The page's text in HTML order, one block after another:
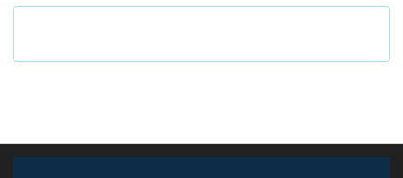
Что будет с наличными деньгами при цифровом